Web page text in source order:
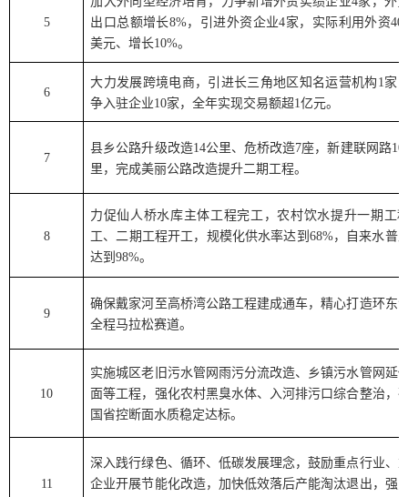
5
出口总额增长8%，引进外资企业4家，实际利用外资
美元、增长10%。
6
大力发展跨境电商，引进长三角地区知名运营机构1家
争入驻企业10家，全年实现交易额超1亿元。
7
县乡公路升级改造14公里、危桥改造7座，新建联网路
里，完成美丽公路改造提升二期工程。
8
力促仙人桥水库主体工程完工，农村饮水提升一期工
工、二期工程开工，规模化供水率达到 68%，自来水普
达到98%。
9
确保戴家河至高桥湾公路工程建成通车，精心打造环东
全程马拉松赛道。
10
实施城区老旧污水管网雨污分流改造、乡镇污水管网延
面等工程，强化农村黑臭水体、入河排污口综合整治，
国省控断面水质稳定达标。
11
深入践行绿色、循环、低碳发展理念，鼓励重点行业、
企业开展节能化改造，加快低效落后产能淘汰退出，强